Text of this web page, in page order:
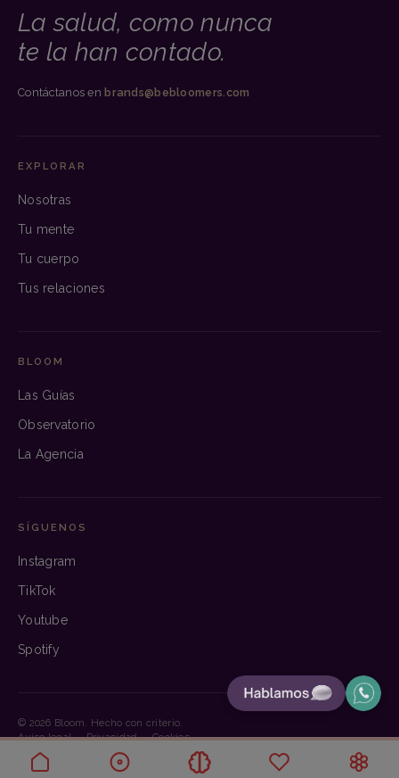
La salud, como nunca
te la han contado.
Contáctanos en brands@bebloomers.com
EXPLORAR
Nosotras
Tu mente
Tu cuerpo
Tus relaciones
BLOOM
Las Guías
Observatorio
La Agencia
SÍGUENOS
Instagram
TikTok
Youtube
Spotify
© 2026 Bloom. Hecho con criterio.
Aviso legal·Privacidad·Cookies